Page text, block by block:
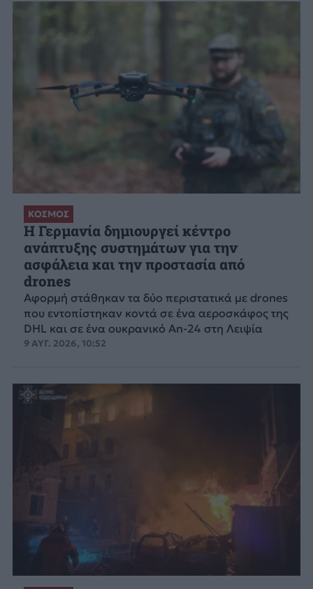
ΚΟΣΜΟΣ
Η Γερμανία δημιουργεί κέντρο
ανάπτυξης συστημάτων για την
ασφάλεια και την προστασία από
drones
Αφορμή στάθηκαν τα δύο περιστατικά με drones
που εντοπίστηκαν κοντά σε ένα αεροσκάφος της
DHL και σε ένα ουκρανικό An-24 στη Λειψία
9 ΑΥΓ. 2026, 10:52